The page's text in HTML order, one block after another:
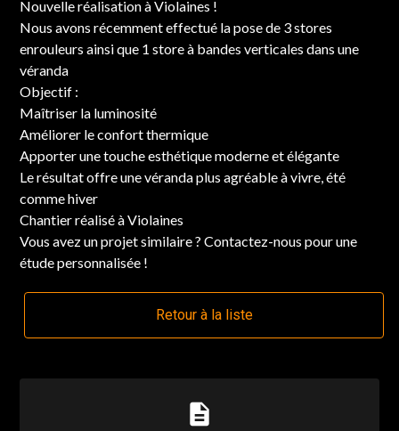
Nouvelle réalisation à Violaines !
Nous avons récemment effectué la pose de 3 stores
enrouleurs ainsi que 1 store à bandes verticales dans une
véranda
Objectif :
Maîtriser la luminosité
Améliorer le confort thermique
Apporter une touche esthétique moderne et élégante
Le résultat offre une véranda plus agréable à vivre, été
comme hiver
Chantier réalisé à Violaines
Vous avez un projet similaire ? Contactez-nous pour une
étude personnalisée !
Retour à la liste
description